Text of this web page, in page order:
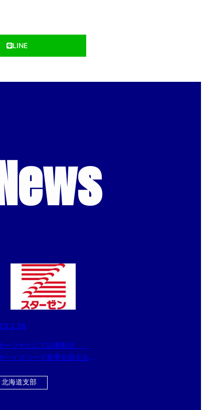
LINE
ーツナビにて記事配信
ーイズリーグ春季全国大会の
横田社長が 『ドナルド・マ
北海道支部